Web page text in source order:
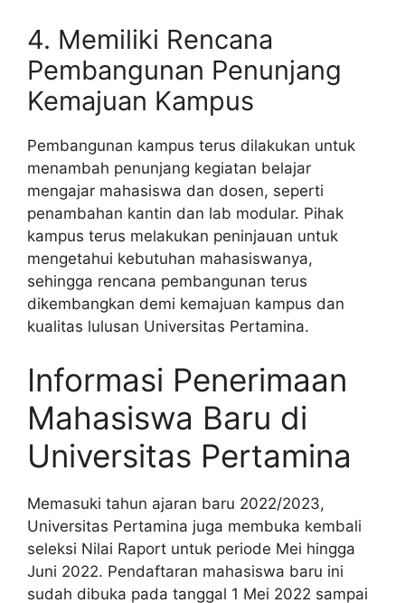
4. Memiliki Rencana
Pembangunan Penunjang
Kemajuan Kampus
Pembangunan kampus terus dilakukan untuk
menambah penunjang kegiatan belajar
mengajar mahasiswa dan dosen, seperti
penambahan kantin dan lab modular. Pihak
kampus terus melakukan peninjauan untuk
mengetahui kebutuhan mahasiswanya,
sehingga rencana pembangunan terus
dikembangkan demi kemajuan kampus dan
kualitas lulusan Universitas Pertamina.
Informasi Penerimaan
Mahasiswa Baru di
Universitas Pertamina
Memasuki tahun ajaran baru 2022/2023,
Universitas Pertamina juga membuka kembali
seleksi Nilai Raport untuk periode Mei hingga
Juni 2022. Pendaftaran mahasiswa baru ini
sudah dibuka pada tanggal 1 Mei 2022 sampai